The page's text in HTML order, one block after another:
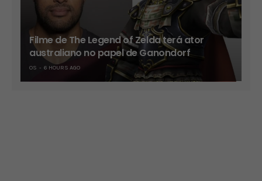
Filme de The Legend of Zelda terá ator
australiano no papel de Ganondorf
OS 6 HOURS AGO